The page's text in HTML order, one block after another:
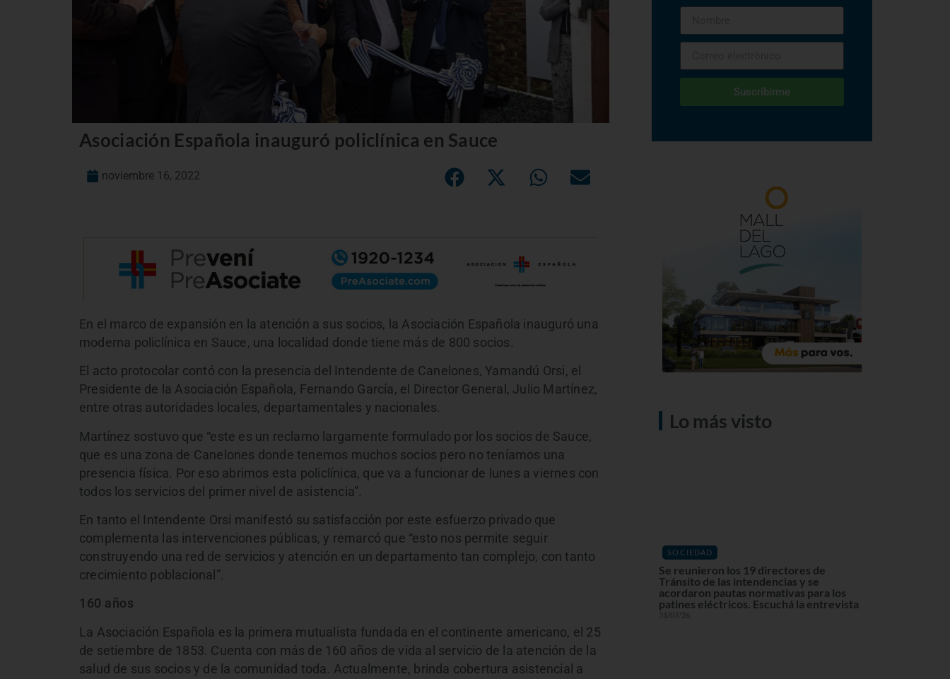
Asociación Española inauguró policlínica en Sauce
noviembre 16, 2022
En el marco de expansión en la atención a sus socios, la Asociación Española inauguró una
moderna policlínica en Sauce, una localidad donde tiene más de 800 socios.
El acto protocolar contó con la presencia del Intendente de Canelones, Yamandú Orsi, el
Presidente de la Asociación Española, Fernando García, el Director General, Julio Martínez,
entre otras autoridades locales, departamentales y nacionales.
Martínez sostuvo que “este es un reclamo largamente formulado por los socios de Sauce,
que es una zona de Canelones donde tenemos muchos socios pero no teníamos una
presencia física. Por eso abrimos esta policlínica, que va a funcionar de lunes a viernes con
todos los servicios del primer nivel de asistencia”.
En tanto el Intendente Orsi manifestó su satisfacción por este esfuerzo privado que
complementa las intervenciones públicas, y remarcó que “esto nos permite seguir
construyendo una red de servicios y atención en un departamento tan complejo, con tanto
crecimiento poblacional”.
160 años
La Asociación Española es la primera mutualista fundada en el continente americano, el 25
de setiembre de 1853. Cuenta con más de 160 años de vida al servicio de la atención de la
salud de sus socios y de la comunidad toda. Actualmente, brinda cobertura asistencial a
Suscribirme
Lo más visto
SOCIEDAD
Se reunieron los 19 directores de
Tránsito de las intendencias y se
acordaron pautas normativas para los
patines eléctricos. Escuchá la entrevista
31/07/26